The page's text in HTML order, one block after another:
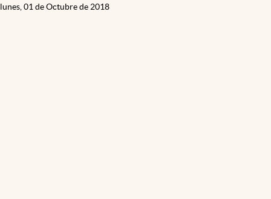
lunes, 01 de Octubre de 2018